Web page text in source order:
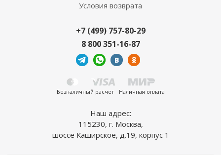
Условия возврата
+7 (499) 757-80-29
8 800 351-16-87
Безналичный расчет Наличная оплата
Наш адрес:
115230, г. Москва,
шоссе Каширское, д.19, корпус 1